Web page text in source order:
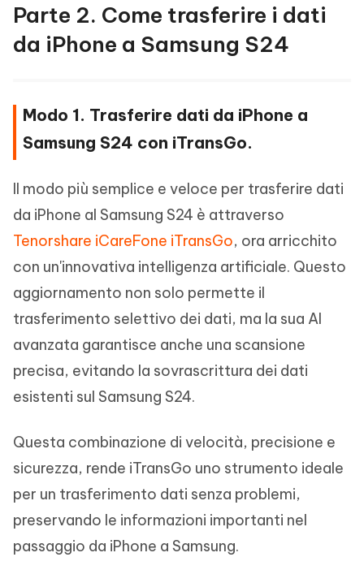
Parte 2. Come trasferire i dati
da iPhone a Samsung S24
Modo 1. Trasferire dati da iPhone a
Samsung S24 con iTransGo.
Il modo più semplice e veloce per trasferire dati
da iPhone al Samsung S24 è attraverso
Tenorshare iCareFone iTransGo, ora arricchito
con un'innovativa intelligenza artificiale. Questo
aggiornamento non solo permette il
trasferimento selettivo dei dati, ma la sua AI
avanzata garantisce anche una scansione
precisa, evitando la sovrascrittura dei dati
esistenti sul Samsung S24.
Questa combinazione di velocità, precisione e
sicurezza, rende iTransGo uno strumento ideale
per un trasferimento dati senza problemi,
preservando le informazioni importanti nel
passaggio da iPhone a Samsung.